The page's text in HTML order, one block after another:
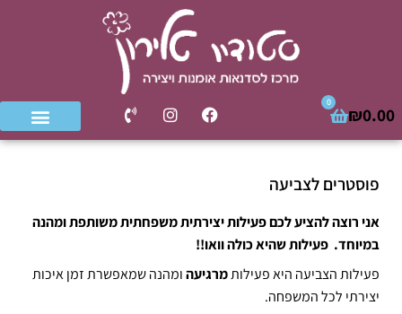
₪0.00
0
פוסטרים לצביעה
אני רוצה להציע לכם פעילות יצירתית משפחתית משותפת ומהנה
במיוחד. פעילות שהיא כולה וואו!!
פעילות הצביעה היא פעילותמרגיעהומהנה שמאפשרת זמן איכות
יצירתי לכל המשפחה.